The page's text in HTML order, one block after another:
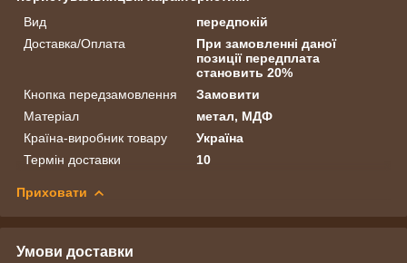
Вид
передпокій
Доставка/Оплата
При замовленні даної
позиції передплата
становить 20%
Кнопка передзамовлення
Замовити
Матеріал
метал, МДФ
Країна-виробник товару
Україна
Термін доставки
10
Приховати
Умови доставки